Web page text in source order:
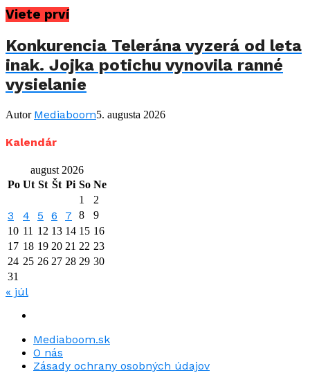
Viete prví
Konkurencia Telerána vyzerá od leta
inak. Jojka potichu vynovila ranné
vysielanie
Autor Mediaboom5. augusta 2026
Kalendár
august 2026
Po Ut St Št Pi So Ne
1
2
3 4 5 6 7 8
9
10 11 12 13 14 15 16
17 18 19 20 21 22 23
24 25 26 27 28 29 30
31
« júl
Mediaboom.sk
O nás
Zásady ochrany osobných údajov